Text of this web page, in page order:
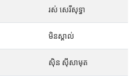
រស់ សេរីសុទ្ធា
មិនស្គាល់
ស៊ិន ស៊ីសាមុត